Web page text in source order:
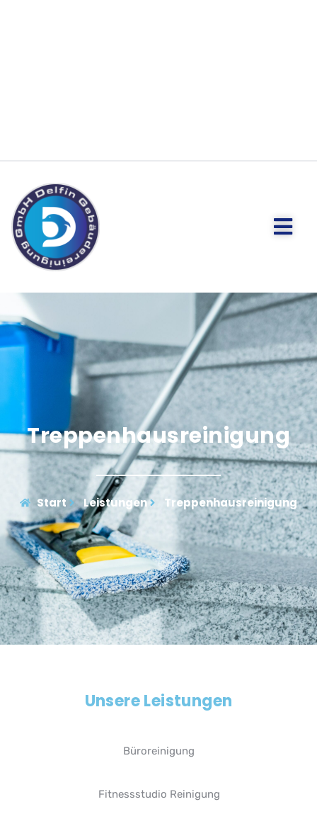
Treppenhausreinigung
Start Leistungen Treppenhausreinigung
Unsere Leistungen
Büroreinigung
Fitnessstudio Reinigung